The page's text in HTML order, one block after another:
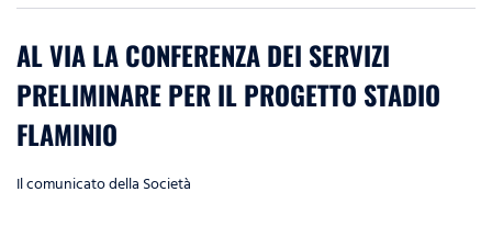
AL VIA LA CONFERENZA DEI SERVIZI
PRELIMINARE PER IL PROGETTO STADIO
FLAMINIO
Il comunicato della Società